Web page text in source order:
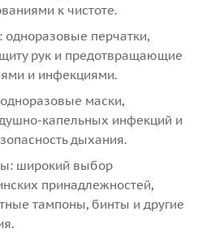
к чистоте.
перчатки,
рук и предотвращающие
и инфекциями.
маски,
капельных инфекций и
дыхания.
широкий выбор
принадлежностей,
тампоны, бинты и другие